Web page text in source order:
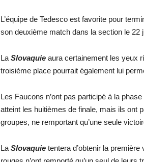
L’équipe de Tedesco est favorite pour
son deuxième match dans la section le 22
La Slovaquie aura certainement les yeux
troisième place pourrait également lui
Les Faucons n’ont pas participé à la
atteint les huitièmes de finale, mais ils ont
groupes, ne remportant qu’une seule
La Slovaquie tentera d’obtenir la